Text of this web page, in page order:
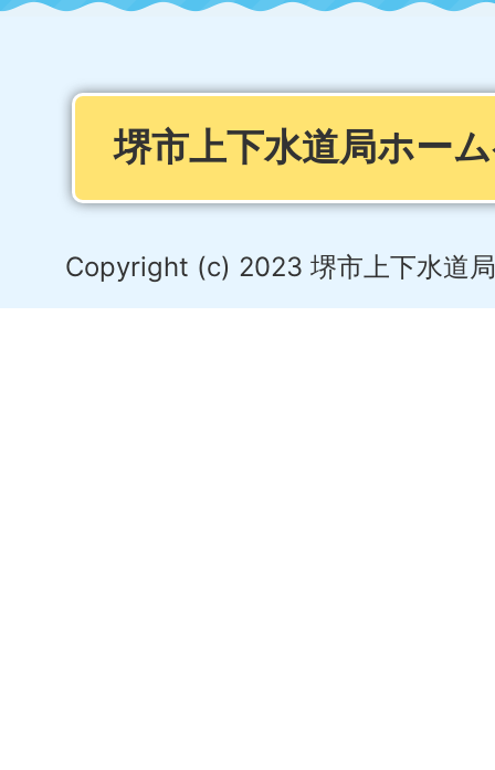
堺市上下水道局ホー
Copyright (c) 2023 堺市上下水道